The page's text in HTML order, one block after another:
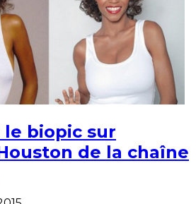
le biopic sur
de la chaîne